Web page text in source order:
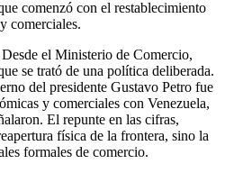
comenzó con el restablecimiento
comerciales.
el Ministerio de Comercio,
se trató de una política deliberada.
del presidente Gustavo Petro fue
y comerciales con Venezuela,
El repunte en las cifras,
física de la frontera, sino la
formales de comercio.